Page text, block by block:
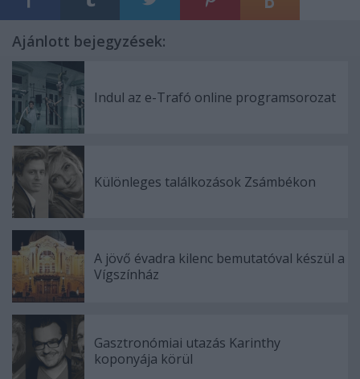
Ajánlott bejegyzések:
Indul az e-Trafó online programsorozat
Különleges találkozások Zsámbékon
A jövő évadra kilenc bemutatóval készül a
Vígszínház
Gasztronómiai utazás Karinthy
koponyája körül